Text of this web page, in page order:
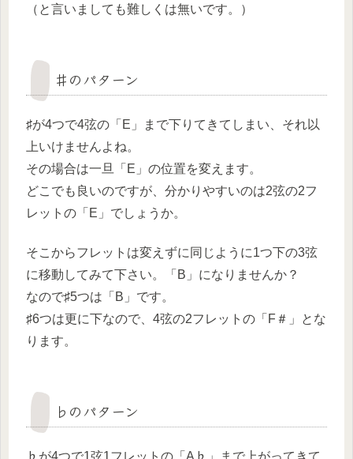
（と言いましても難しくは無いです。）
♯のパターン
♯が4つで4弦の「E」まで下りてきてしまい、それ以
上いけませんよね。
その場合は一旦「E」の位置を変えます。
どこでも良いのですが、分かりやすいのは2弦の2フ
レットの「E」でしょうか。
そこからフレットは変えずに同じように1つ下の3弦
に移動してみて下さい。「B」になりませんか？
なので♯5つは「B」です。
♯6つは更に下なので、4弦の2フレットの「F＃」とな
ります。
♭のパターン
♭が4つで1弦1フレットの「A♭」まで上がってきて